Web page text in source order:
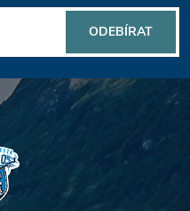
ODEBÍRAT